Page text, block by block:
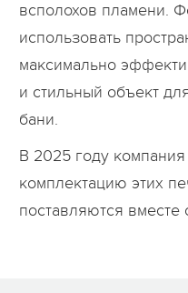
всполохов пламени.
использовать
максимально
и стильный объект
бани.
В 2025 году
комплектацию этих
поставляются